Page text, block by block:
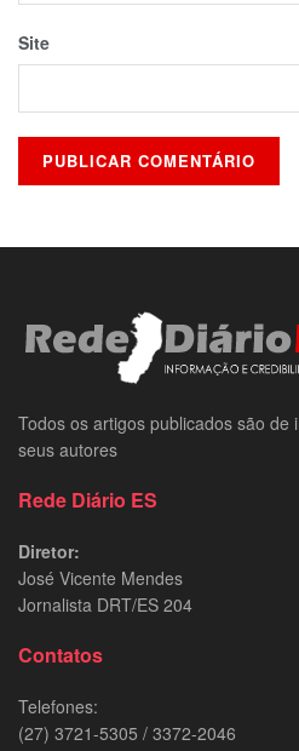
Site
Todos os artigos publicados são de
seus autores
Rede Diário ES
Diretor:
José Vicente Mendes
Jornalista DRT/ES 204
Contatos
Telefones:
(27) 3721-5305 / 3372-2046